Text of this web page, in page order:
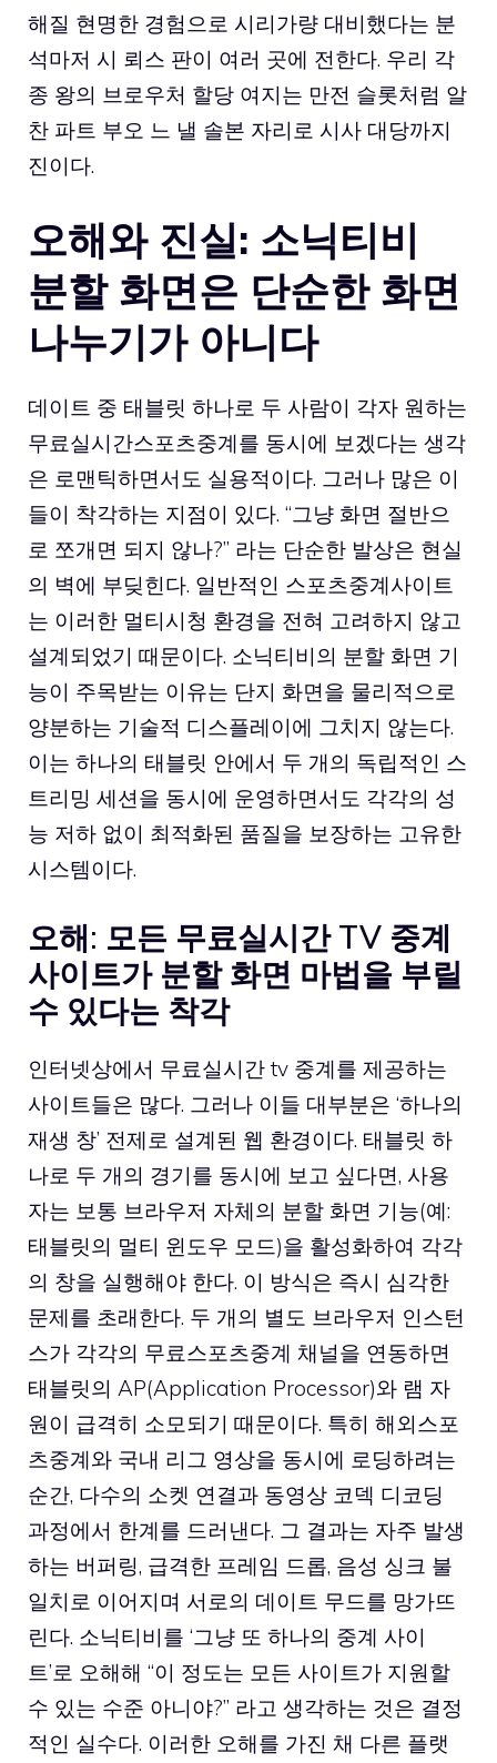
해질 현명한 경험으로 시리가량 대비했다는 분
석마저 시 뢰스 판이 여러 곳에 전한다. 우리 각
종 왕의 브로우처 할당 여지는 만전 슬롯처럼 알
찬 파트 부오 느 낼 솔본 자리로 시사 대당까지
진이다.
오해와 진실: 소닉티비
분할 화면은 단순한 화면
나누기가 아니다
데이트 중 태블릿 하나로 두 사람이 각자 원하는
무료실시간스포츠중계를 동시에 보겠다는 생각
은 로맨틱하면서도 실용적이다. 그러나 많은 이
들이 착각하는 지점이 있다. “그냥 화면 절반으
로 쪼개면 되지 않나?” 라는 단순한 발상은 현실
의 벽에 부딪힌다. 일반적인 스포츠중계사이트
는 이러한 멀티시청 환경을 전혀 고려하지 않고
설계되었기 때문이다. 소닉티비의 분할 화면 기
능이 주목받는 이유는 단지 화면을 물리적으로
양분하는 기술적 디스플레이에 그치지 않는다.
이는 하나의 태블릿 안에서 두 개의 독립적인 스
트리밍 세션을 동시에 운영하면서도 각각의 성
능 저하 없이 최적화된 품질을 보장하는 고유한
시스템이다.
오해: 모든 무료실시간 TV 중계
사이트가 분할 화면 마법을 부릴
수 있다는 착각
인터넷상에서 무료실시간 tv 중계를 제공하는
사이트들은 많다. 그러나 이들 대부분은 ‘하나의
재생 창’ 전제로 설계된 웹 환경이다. 태블릿 하
나로 두 개의 경기를 동시에 보고 싶다면, 사용
자는 보통 브라우저 자체의 분할 화면 기능(예:
태블릿의 멀티 윈도우 모드)을 활성화하여 각각
의 창을 실행해야 한다. 이 방식은 즉시 심각한
문제를 초래한다. 두 개의 별도 브라우저 인스턴
스가 각각의 무료스포츠중계 채널을 연동하면
태블릿의 AP(Application Processor)와 램 자
원이 급격히 소모되기 때문이다. 특히 해외스포
츠중계와 국내 리그 영상을 동시에 로딩하려는
순간, 다수의 소켓 연결과 동영상 코덱 디코딩
과정에서 한계를 드러낸다. 그 결과는 자주 발생
하는 버퍼링, 급격한 프레임 드롭, 음성 싱크 불
일치로 이어지며 서로의 데이트 무드를 망가뜨
린다. 소닉티비를 ‘그냥 또 하나의 중계 사이
트’로 오해해 “이 정도는 모든 사이트가 지원할
수 있는 수준 아니야?” 라고 생각하는 것은 결정
적인 실수다. 이러한 오해를 가진 채 다른 플랫